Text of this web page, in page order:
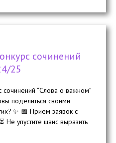
сочинений
25
“Слова о важном”
поделиться своими
✨ 📅 Прием заявок с
Не упустите шанс выразить